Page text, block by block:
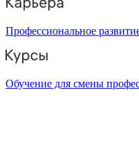
Профессиональное
Обучение для смены